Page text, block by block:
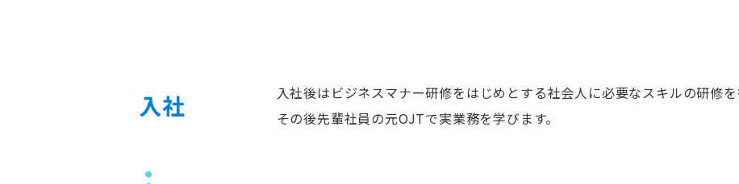
入社
入社後はビジネスマナー研修をはじめとする社会人に必要なスキルの研修を
その後先輩社員の元OJTで実業務を学びます。